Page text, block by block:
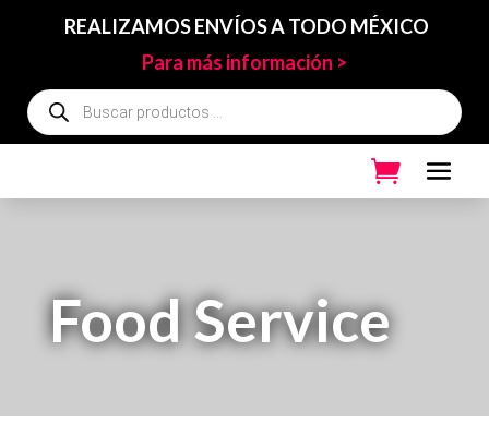
REALIZAMOS ENVÍOS A TODO MÉXICO
Para más información >
Búsqueda
de
productos
Food Service